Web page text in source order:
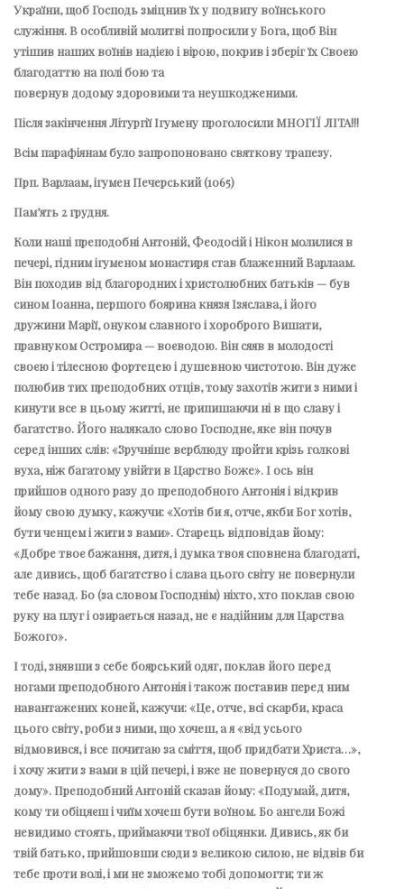
України, щоб Господь зміцнив їх у подвигу воїнського
служіння. В особливій молитві попросили у Бога, щоб Він
утішив наших воїнів надією і вірою, покрив і зберіг їх Своєю
благодаттю на полі бою та
повернув додому здоровими та неушкодженими.
Після закінчення Літургії Ігумену проголосили МНОГІЇ ЛІТА!!!
Всім парафіянам було запропоновано святкову трапезу.
Прп. Варлаам, ігумен Печерський (1065)
Пам’ять 2 грудня.
Коли наші преподобні Антоній, Феодосій і Нікон молилися в
печері, гідним ігуменом монастиря став блаженний Варлаам.
Він походив від благородних і христолюбних батьків — був
сином Іоанна, першого боярина князя Ізяслава, і його
дружини Марії, онуком славного і хороброго Вишати,
правнуком Остромира — воєводою. Він сяяв в молодості
своєю і тілесною фортецею і душевною чистотою. Він дуже
полюбив тих преподобних отців, тому захотів жити з ними і
кинути все в цьому житті, не припишаючи ні в що славу і
багатство. Його налякало слово Господнє, яке він почув
серед інших слів: «Зручніше верблюду пройти крізь голкові
вуха, ніж багатому увійти в Царство Боже». І ось він
прийшов одного разу до преподобного Антонія і відкрив
йому свою думку, кажучи: «Хотів би я, отче, якби Бог хотів,
бути ченцем і жити з вами». Старець відповідав йому:
«Добре твоє бажання, дитя, і думка твоя сповнена благодаті,
але дивись, щоб багатство і слава цього світу не повернули
тебе назад. Бо (за словом Господнім) ніхто, хто поклав свою
руку на плуг і озирається назад, не є надійним для Царства
Божого».
І тоді, знявши з себе боярський одяг, поклав його перед
ногами преподобного Антонія і також поставив перед ним
навантажених коней, кажучи: «Це, отче, всі скарби, краса
цього світу, роби з ними, що хочеш, а я «від усього
відмовився, і все почитаю за сміття, щоб придбати Христа…»,
і хочу жити з вами в цій печері, і вже не повернуся до свого
дому». Преподобний Антоній сказав йому: «Подумай, дитя,
кому ти обіцяєш і чиїм хочеш бути воїном. Бо ангели Божі
невидимо стоять, приймаючи твої обіцянки. Дивись, як би
твій батько, прийшовши сюди з великою силою, не відвів би
тебе проти волі, і ми не зможемо тобі допомогти; ти ж